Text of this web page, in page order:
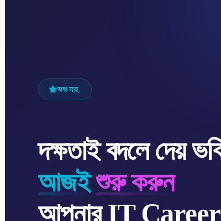
স্বপ্ন নয়,
দক্ষতাই বদলে দেয়
আজই শুরু করুন
আপনার IT Career